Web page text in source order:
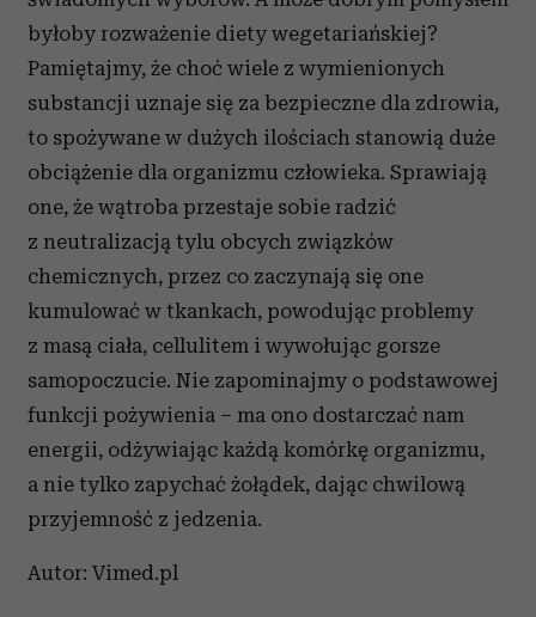
byłoby rozważenie diety wegetariańskiej?
Pamiętajmy, że choć wiele z wymienionych
substancji uznaje się za bezpieczne dla zdrowia,
to spożywane w dużych ilościach stanowią duże
obciążenie dla organizmu człowieka. Sprawiają
one, że wątroba przestaje sobie radzić
z neutralizacją tylu obcych związków
chemicznych, przez co zaczynają się one
kumulować w tkankach, powodując problemy
z masą ciała, cellulitem i wywołując gorsze
samopoczucie. Nie zapominajmy o podstawowej
funkcji pożywienia – ma ono dostarczać nam
energii, odżywiając każdą komórkę organizmu,
a nie tylko zapychać żołądek, dając chwilową
przyjemność z jedzenia.
Autor: Vimed.pl